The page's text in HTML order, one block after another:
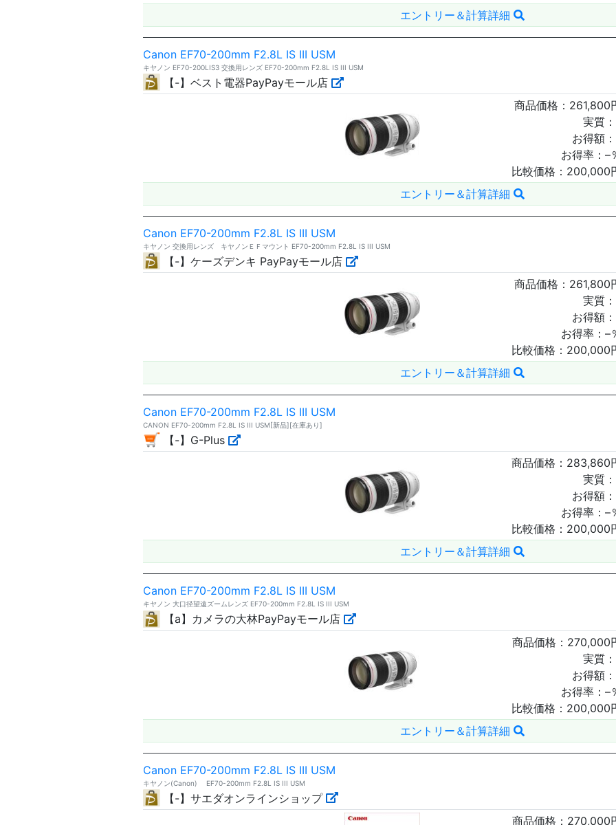
エントリー＆計算詳細
Canon EF70-200mm F2.8L IS III USM
キヤノン EF70-200LIS3 交換用レンズ EF70-200mm F2.8L IS III USM
【-】ベスト電器PayPayモール店
商品価格： 261,800
実質：
お得額：
お得率： –
比較価格： 200,000
エントリー＆計算詳細
Canon EF70-200mm F2.8L IS III USM
キヤノン 交換用レンズ キヤノンＥＦマウント EF70-200mm F2.8L IS III USM
【-】ケーズデンキ PayPayモール店
商品価格： 261,800
実質：
お得額：
お得率： –
比較価格： 200,000
エントリー＆計算詳細
Canon EF70-200mm F2.8L IS III USM
CANON EF70-200mm F2.8L IS III USM[新品][在庫あり]
【-】G-Plus
商品価格： 283,860
実質：
お得額：
お得率： –
比較価格： 200,000
エントリー＆計算詳細
Canon EF70-200mm F2.8L IS III USM
キヤノン 大口径望遠ズームレンズ EF70-200mm F2.8L IS III USM
【a】カメラの大林PayPayモール店
商品価格： 270,000
実質：
お得額：
お得率： –
比較価格： 200,000
エントリー＆計算詳細
Canon EF70-200mm F2.8L IS III USM
キヤノン(Canon) EF70-200mm F2.8L IS III USM
【-】サエダオンラインショップ
商品価格： 270,000